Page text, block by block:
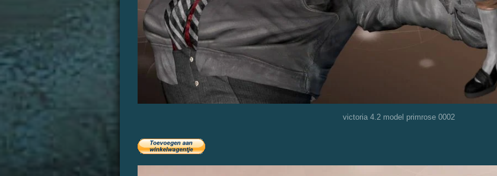
victoria 4.2 model primrose 0002